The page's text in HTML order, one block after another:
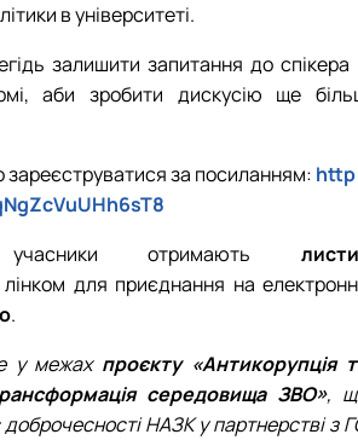
в університеті.
залишити запитання до спікера
аби зробити дискусію ще
зареєструватися за посиланням: http
учасники отримають
лінком для приєднання на
.
у межах проєкту «Антикорупція
середовища ЗВО»,
доброчесності НАЗК у партнерстві з